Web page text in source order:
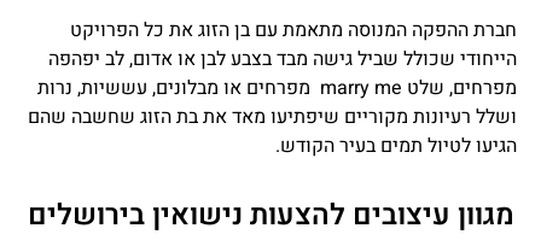
חברת ההפקה המנוסה מתאמת עם בן הזוג את כל הפרויקט
הייחודי שכולל שביל גישה מבד בצבע לבן או אדום, לב יפהפה
מפרחים, שלט marry me מפרחים או מבלונים, עששיות, נרות
ושלל רעיונות מקוריים שיפתיעו מאד את בת הזוג שחשבה שהם
הגיעו לטיול תמים בעיר הקודש.
מגוון עיצובים להצעות נישואין בירושלים